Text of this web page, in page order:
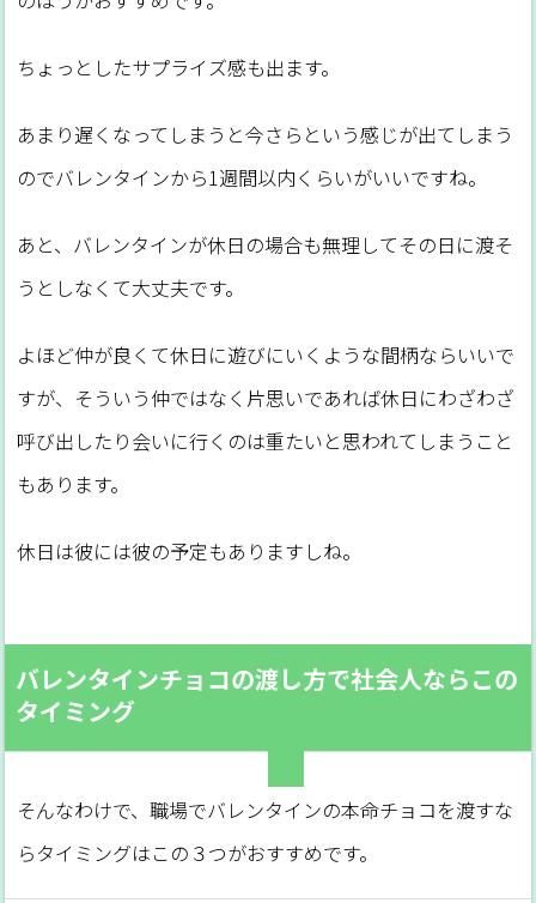
ちょっとしたサプライズ感も出ます。
あまり遅くなってしまうと今さらという感じが出てしまう
のでバレンタインから1週間以内くらいがいいですね。
あと、バレンタインが休日の場合も無理してその日に渡そ
うとしなくて大丈夫です。
よほど仲が良くて休日に遊びにいくような間柄ならいいで
すが、そういう仲ではなく片思いであれば休日にわざわざ
呼び出したり会いに行くのは重たいと思われてしまうこと
もあります。
休日は彼には彼の予定もありますしね。
バレンタインチョコの渡し方で社会人ならこの
タイミング
そんなわけで、職場でバレンタインの本命チョコを渡すな
らタイミングはこの３つがおすすめです。